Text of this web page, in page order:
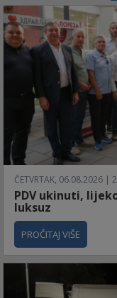
ČETVRTAK, 06.08.2026 |
PDV ukinuti,
luksuz
PROČITAJ VIŠE